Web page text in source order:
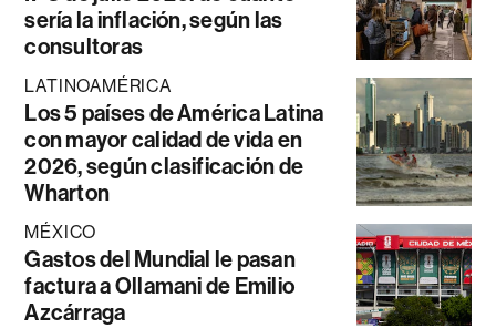
sería la inflación, según las
consultoras
LATINOAMÉRICA
Los 5 países de América Latina
con mayor calidad de vida en
2026, según clasificación de
Wharton
MÉXICO
Gastos del Mundial le pasan
factura a Ollamani de Emilio
Azcárraga